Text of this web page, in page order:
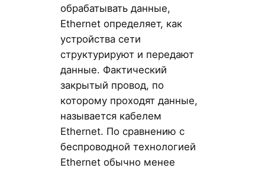
обрабатывать данные,
Ethernet определяет, как
устройства сети
структурируют и передают
данные. Фактический
закрытый провод, по
которому проходят данные,
называется кабелем
Ethernet. По сравнению с
беспроводной технологией
Ethernet обычно менее